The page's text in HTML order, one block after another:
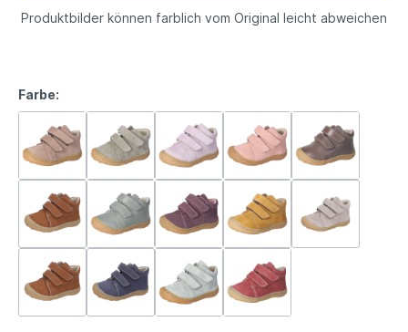
Produktbilder können farblich vom Original leicht abweichen
Farbe: